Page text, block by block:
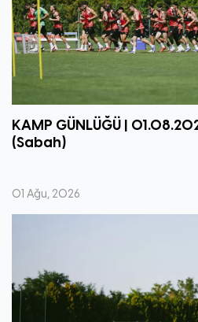
KAMP GÜNLÜĞÜ |
(Sabah)
01 Ağu, 2026